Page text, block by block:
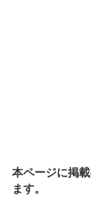
本ページに掲
ます。